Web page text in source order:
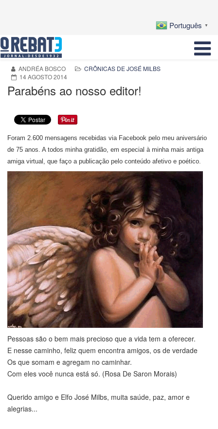
Português ▼
ANDRÉA BOSCO
CRÔNICAS DE JOSÉ MILBS
14 AGOSTO 2014
Parabéns ao nosso editor!
Foram 2.600 mensagens recebidas via Facebook pelo meu aniversário
de 75 anos. A todos minha gratidão, em especial à minha mais antiga
amiga virtual, que faço a publicação pelo conteúdo afetivo e poético.
Pessoas são o bem mais precioso que a vida tem a oferecer.
E nesse caminho, feliz quem encontra amigos, os de verdade
Os que somam e agregam no caminhar.
Com eles você nunca está só. (Rosa De Saron Morais)
Querido amigo e Elfo José Milbs, muita saúde, paz, amor e
alegrias...